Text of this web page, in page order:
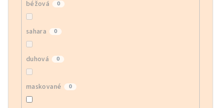
béžová 0
sahara 0
duhová 0
maskované 0